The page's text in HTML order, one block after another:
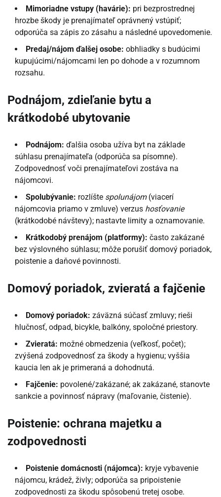
Mimoriadne vstupy (havárie): pri bezprostrednej
hrozbe škody je prenajímateľ oprávnený vstúpiť;
odporúča sa zápis zo zásahu a následné upovedomenie.
Predaj/nájom ďalšej osobe: obhliadky s budúcimi
kupujúcimi/nájomcami len po dohode a v rozumnom
rozsahu.
Podnájom, zdieľanie bytu a
krátkodobé ubytovanie
Podnájom: ďalšia osoba užíva byt na základe
súhlasu prenajímateľa (odporúča sa písomne).
Zodpovednosť voči prenajímateľovi zostáva na
nájomcovi.
Spolubývanie: rozlíšte spolunájom(viacerí
nájomcovia priamo v zmluve) verzus hosťovanie
(krátkodobé návštevy); nastavte limity a oznamovanie.
Krátkodobý prenájom (platformy): často zakázané
bez výslovného súhlasu; môže porušiť domový poriadok,
poistenie a daňové povinnosti.
Domový poriadok, zvieratá a fajčenie
Domový poriadok: záväzná súčasť zmluvy; rieši
hlučnosť, odpad, bicykle, balkóny, spoločné priestory.
Zvieratá: možné obmedzenia (veľkosť, počet);
zvýšená zodpovednosť za škody a hygienu; vyššia
kaucia len ak je primeraná a dohodnutá.
Fajčenie: povolené/zakázané; ak zakázané, stanovte
sankcie a povinnosť nápravy (maľovanie, čistenie).
Poistenie: ochrana majetku a
zodpovednosti
Poistenie domácnosti (nájomca): kryje vybavenie
nájomcu, krádež, živly; odporúča sa pripoistenie
zodpovednosti za škodu spôsobenú tretej osobe.